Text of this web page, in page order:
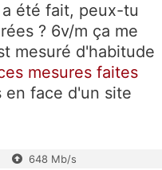
été fait, peux-tu
? 6v/m ça me
mesuré d'habitude
mesures faites
en face d'un site
648 Mb/s